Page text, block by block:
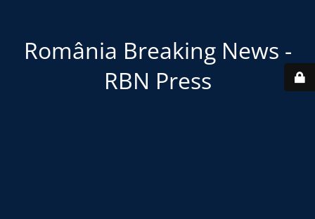
România Breaking News -
RBN Press